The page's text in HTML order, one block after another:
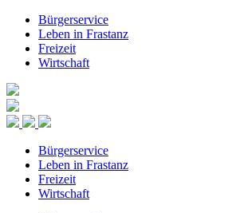
Bürgerservice
Leben in Frastanz
Freizeit
Wirtschaft
Bürgerservice
Leben in Frastanz
Freizeit
Wirtschaft